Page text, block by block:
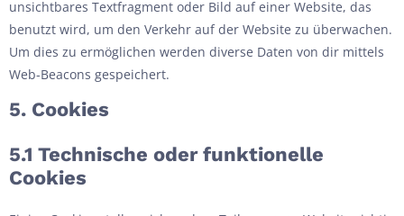
unsichtbares Textfragment oder Bild auf einer Website, das
benutzt wird, um den Verkehr auf der Website zu überwachen.
Um dies zu ermöglichen werden diverse Daten von dir mittels
Web-Beacons gespeichert.
5. Cookies
5.1 Technische oder funktionelle
Cookies